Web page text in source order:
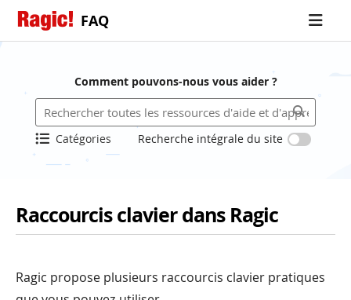
FAQ
Comment pouvons-nous vous aider ?
Catégories Recherche intégrale du site
Raccourcis clavier dans Ragic
Ragic propose plusieurs raccourcis clavier pratiques